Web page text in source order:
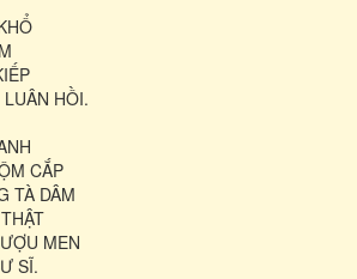
HỒI.
CẮP
TÀ DÂM
MEN
SĨ.